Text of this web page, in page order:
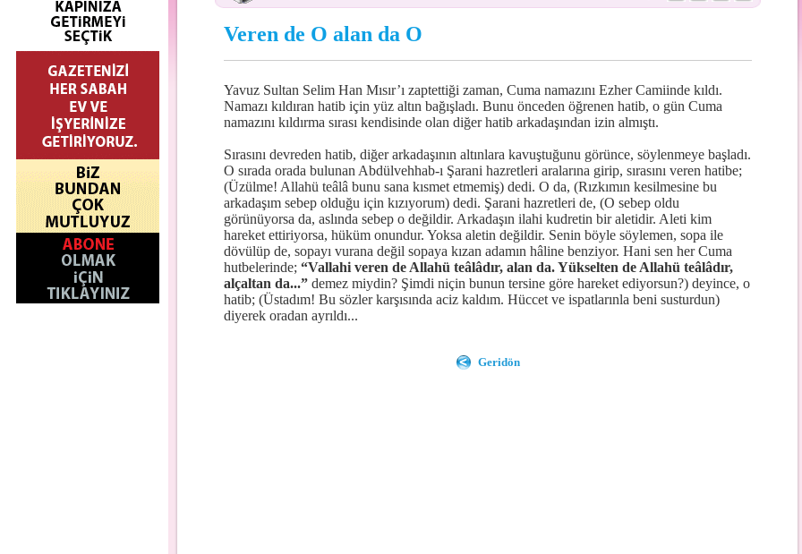
Veren de O alan da O
Yavuz Sultan Selim Han Mısır’ı zaptettiği zaman, Cuma namazını Ezher Camiinde kıldı.
Namazı kıldıran hatib için yüz altın bağışladı. Bunu önceden öğrenen hatib, o gün Cuma
namazını kıldırma sırası kendisinde olan diğer hatib arkadaşından izin almıştı.
Sırasını devreden hatib, diğer arkadaşının altınlara kavuştuğunu görünce, söylenmeye başladı.
O sırada orada bulunan Abdülvehhab-ı Şarani hazretleri aralarına girip, sırasını veren hatibe;
(Üzülme! Allahü teâlâ bunu sana kısmet etmemiş) dedi. O da, (Rızkımın kesilmesine bu
arkadaşım sebep olduğu için kızıyorum) dedi. Şarani hazretleri de, (O sebep oldu
görünüyorsa da, aslında sebep o değildir. Arkadaşın ilahi kudretin bir aletidir. Aleti kim
hareket ettiriyorsa, hüküm onundur. Yoksa aletin değildir. Senin böyle söylemen, sopa ile
dövülüp de, sopayı vurana değil sopaya kızan adamın hâline benziyor. Hani sen her Cuma
hutbelerinde; “Vallahi veren de Allahü teâlâdır, alan da. Yükselten de Allahü teâlâdır,
alçaltan da...”demez miydin? Şimdi niçin bunun tersine göre hareket ediyorsun?) deyince, o
hatib; (Üstadım! Bu sözler karşısında aciz kaldım. Hüccet ve ispatlarınla beni susturdun)
diyerek oradan ayrıldı...
Geridön